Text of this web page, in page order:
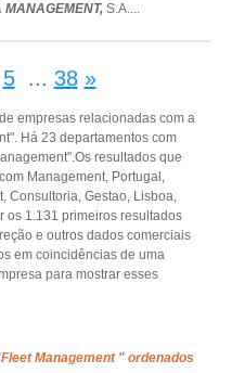
MANAGEMENT, S.A....
5 ... 38 »
empresas relacionadas com a
Há 23 departamentos com
resultados que
Management, Portugal,
Consultoria, Gestao, Lisboa,
os 1.131 primeiros resultados
e outros dados comerciais
em coincidências de uma
para mostrar esses
Management " ordenados